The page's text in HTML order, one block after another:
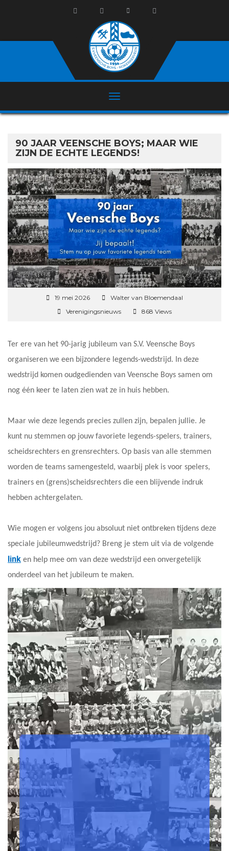
90 JAAR VEENSCHE BOYS; MAAR WIE
ZIJN DE ECHTE LEGENDS!
19 mei 2026
Walter van Bloemendaal
Verenigingsnieuws
868 Views
Ter ere van het 90-jarig jubileum van S.V. Veensche Boys
organiseren we een bijzondere legends-wedstrijd. In deze
wedstrijd komen oudgedienden van Veensche Boys samen om
nog één keer te laten zien wat ze in huis hebben.
Maar wie deze legends precies zullen zijn, bepalen jullie. Je
kunt nu stemmen op jouw favoriete legends-spelers, trainers,
scheidsrechters en grensrechters. Op basis van alle stemmen
worden de teams samengesteld, waarbij plek is voor spelers,
trainers en (grens)scheidsrechters die een blijvende indruk
hebben achtergelaten.
Wie mogen er volgens jou absoluut niet ontbreken tijdens deze
speciale jubileumwedstrijd? Breng je stem uit via de volgende
link en help mee om van deze wedstrijd een onvergetelijk
onderdeel van het jubileum te maken.